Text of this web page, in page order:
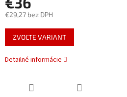
€29,27 bez DPH
Jednotková
cena:
ZVOĽTE VARIANT
Detailné informácie